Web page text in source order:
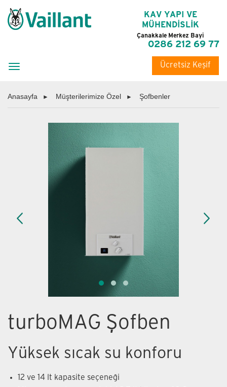
KAV YAPI VE
MÜHENDİSLİK
Çanakkale Merkez Bayi
0286 212 69 77
Toggle
Ücretsiz Keşif
Anasayfa Müşterilerimize Özel Şofbenler
turboMAG Şofben
Yüksek sıcak su konforu
12 ve 14 lt kapasite seçeneği